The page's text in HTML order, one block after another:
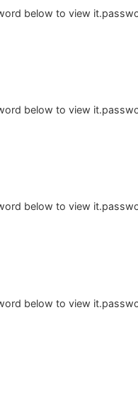
below to view
below to view
below to view
below to view